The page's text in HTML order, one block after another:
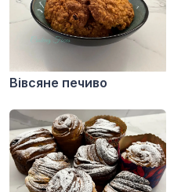
Вівсяне печиво